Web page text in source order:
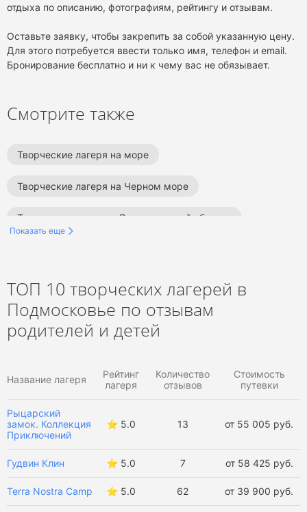
отдыха по описанию, фотографиям, рейтингу и отзывам.
Оставьте заявку, чтобы закрепить за собой указанную цену.
Для этого потребуется ввести только имя, телефон и email.
Бронирование бесплатно и ни к чему вас не обязывает.
Смотрите также
Творческие лагеря на море
Творческие лагеря на Черном море
Творческие лагеря в Ленинградской области
Творческие лагеря в Сочи
Творческие лагеря в Анапе
Творческие лагеря в Туапсе
Творческие лагеря в Крыму
Творческие лагеря в Москве
Творческие лагеря в Санкт-Петербурге
Творческие лагеря в России
Показать еще
ТОП 10 творческих лагерей в
Подмосковье по отзывам
родителей и детей
Название лагеря
Рейтинг
лагеря
Количество
отзывов
Стоимость
путевки
Рыцарский
замок. Коллекция
Приключений
⭐️ 5.0 13 от 55 005 руб.
Гудвин Клин ⭐️ 5.0 7 от 58 425 руб.
Terra Nostra Camp ⭐️ 5.0 62 от 39 900 руб.